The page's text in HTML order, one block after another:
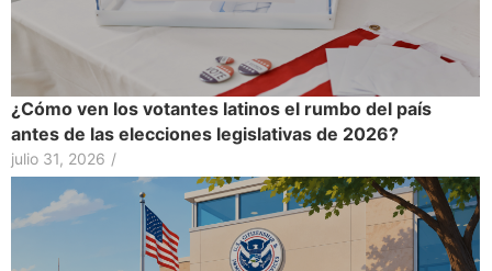
¿Cómo ven los votantes latinos el rumbo del país
antes de las elecciones legislativas de 2026?
julio 31, 2026 /